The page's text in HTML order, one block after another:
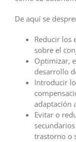
De aquí se
Reducir los
sobre el
Optimizar,
desarrollo
Introducir
adaptación
Evitar o
trastorno o